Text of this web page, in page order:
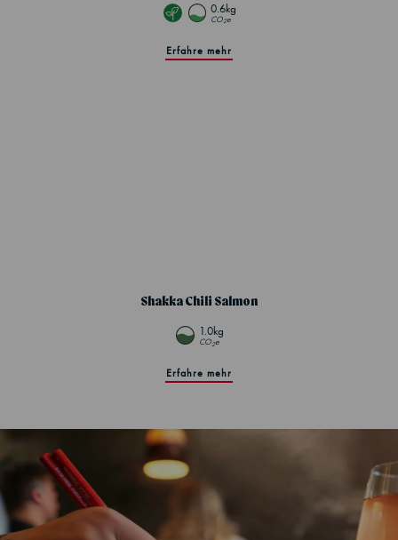
0.6kg
CO2e
Erfahre mehr
Shakka Chili Salmon
1.0kg
CO2e
Erfahre mehr